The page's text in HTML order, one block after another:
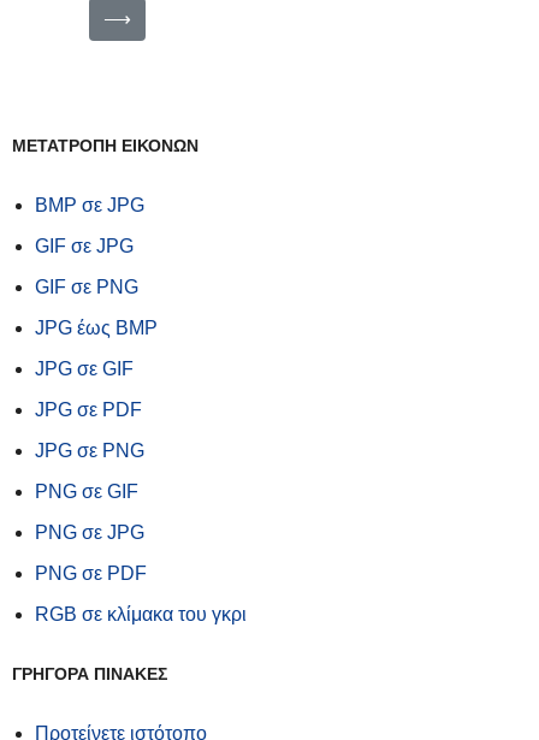
⟶
ΜΕΤΑΤΡΟΠΗ ΕΙΚΟΝΩΝ
BMP σε JPG
GIF σε JPG
GIF σε PNG
JPG έως BMP
JPG σε GIF
JPG σε PDF
JPG σε PNG
PNG σε GIF
PNG σε JPG
PNG σε PDF
RGB σε κλίμακα του γκρι
ΓΡΗΓΟΡΑ ΠΙΝΑΚΕΣ
Προτείνετε ιστότοπο